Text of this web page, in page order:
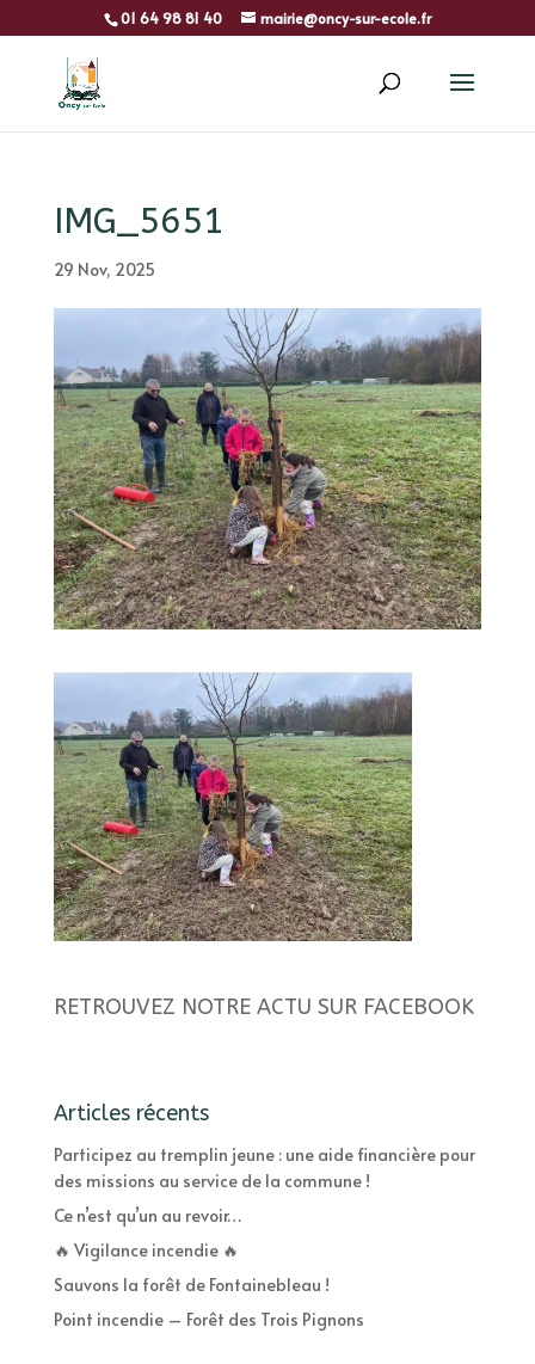
01 64 98 81 40 mairie@oncy-sur-ecole.fr
IMG_5651
29 Nov, 2025
RETROUVEZ NOTRE ACTU SUR FACEBOOK
Articles récents
Participez au tremplin jeune : une aide financière pour
des missions au service de la commune !
Ce n’est qu’un au revoir…
🔥 Vigilance incendie 🔥
Sauvons la forêt de Fontainebleau !
Point incendie – Forêt des Trois Pignons